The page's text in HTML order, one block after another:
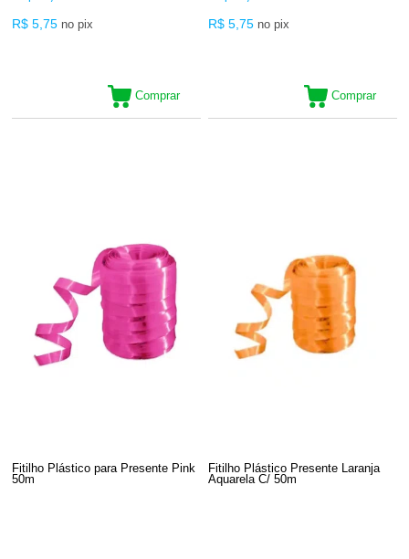
R$ 5,75 no pix
Comprar
R$ 5,75 no pix
Comprar
Fitilho Plástico para Presente Pink
50m
Fitilho Plástico Presente Laranja
Aquarela C/ 50m